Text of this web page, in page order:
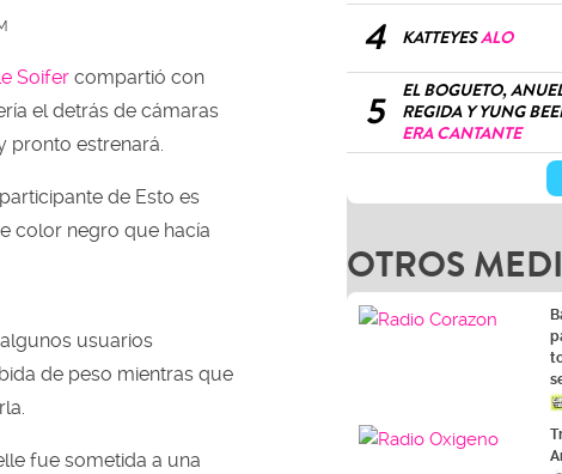
Soifer compartió con
el detrás de cámaras
pronto estrenará.
de Esto es
color negro que hacía
usuarios
de peso mientras que
fue sometida a una
4 KATTEYESALO
5
EL BOGUETO,
REGIDA Y YUNG
ERA CANTANTE
OTROS